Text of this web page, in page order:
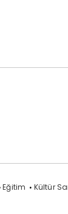
Eğitim Kültür